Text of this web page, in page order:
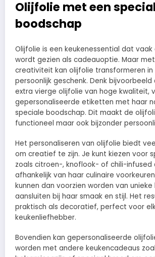
Olijfolie met een
boodschap
Olijfolie is een keukenessential dat
wordt gezien als cadeauoptie. Maar
creativiteit kan olijfolie transformeren in
persoonlijk geschenk. Denk bijvoorbeeld
extra vierge olijfolie van hoge kwaliteit,
gepersonaliseerde etiketten met haar
speciale boodschap. Dit maakt de
functioneel maar ook bijzonder
Het personaliseren van olijfolie biedt
om creatief te zijn. Je kunt kiezen voor
zoals citroen-, knoflook- of chili-infused
afhankelijk van haar culinaire
kunnen dan voorzien worden van unieke
aansluiten bij haar smaak en stijl. Het
praktisch als decoratief, perfect voor
keukenliefhebber.
Bovendien kan gepersonaliseerde
worden met andere keukencadeaus